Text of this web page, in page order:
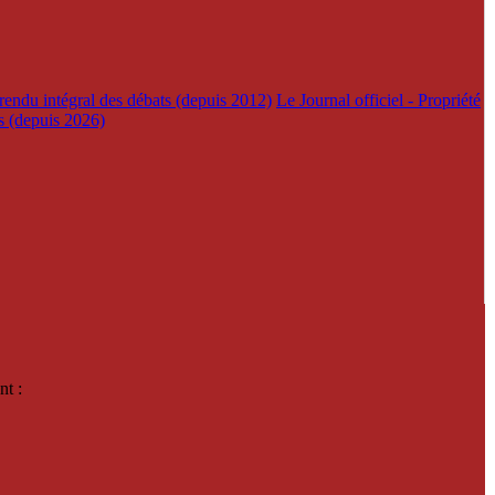
intégral des débats (depuis 2012) Le Journal officiel - Propriété
(depuis 2026)
: